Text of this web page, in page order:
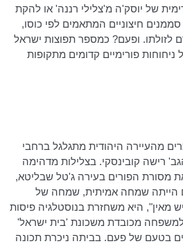
של יוסק'ה מ'צלילי רננה' או להקת
סממנים חיצוניים המתאמים לפי כוסו,
לזולתו. ופעם? כמספר תפוצות ישראל
ניחוחות פורימיים קדומים מתקופות
מהעיירה היהודית מתגלגל ברחבי
רישה קובינסקי. בצלילות מדהימה
ג'טל שבליטא,
הייתה שמחה אמיתית, שמחה של
מאין", היא משחזרת בנוסטלגיה פיסות
מכובדת משכונת 'בית ישראל'
בטעם של פעם. בביתה ניכרת תכונה